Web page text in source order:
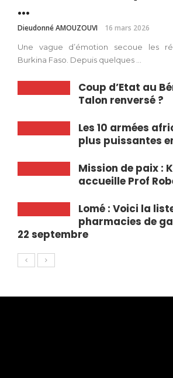
...
Dieudonné AMOUZOUVI 16 mars 2026
Une vague d’émotion secoue les
Burkina Faso. Depuis quelques ...
Coup d’Etat au
Talon renversé ?
Les 10 armées
plus puissantes
Mission de paix :
accueille Prof
Lomé : Voici la
pharmacies de
22 septembre